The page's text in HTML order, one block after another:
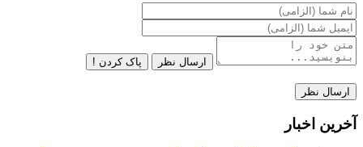
ارسال نظر پاک کردن !
آخرین اخبار